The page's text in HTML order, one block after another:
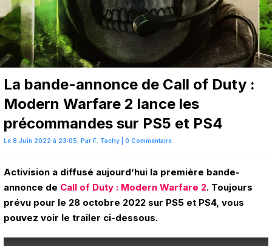
La bande-annonce de Call of Duty :
Modern Warfare 2 lance les
précommandes sur PS5 et PS4
Le 8 Juin 2022 à 23:05, Par F. Tachy 0 Commentaire
Activision a diffusé aujourd’hui la première bande-
annonce de Call of Duty : Modern Warfare 2. Toujours
prévu pour le 28 octobre 2022 sur PS5 et PS4, vous
pouvez voir le trailer ci-dessous.